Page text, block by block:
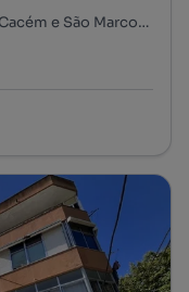
Rua da Ilha do Faial, Agualva-Cacém, Cacém e São Marcos, Sintra, Lisboa